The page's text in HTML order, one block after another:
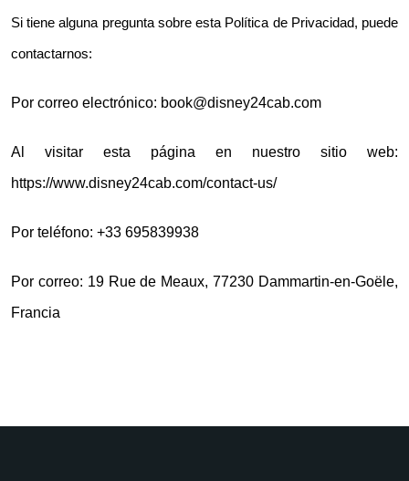
Si tiene alguna pregunta sobre esta Política de Privacidad, puede
contactarnos:
Por correo electrónico: book@disney24cab.com
Al visitar esta página en nuestro sitio web:
https://www.disney24cab.com/contact-us/
Por teléfono: +33 695839938
Por correo: 19 Rue de Meaux, 77230 Dammartin-en-Goële,
Francia